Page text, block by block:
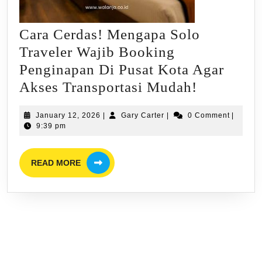
Cara Cerdas! Mengapa Solo
Traveler Wajib Booking
Penginapan Di Pusat Kota Agar
Akses Transportasi Mudah!
Mengapa
Booking
January 12, 2026 JanuaryGary Carter Gary
0 Comment
9:39 pm
READ MORE
READ
MORE